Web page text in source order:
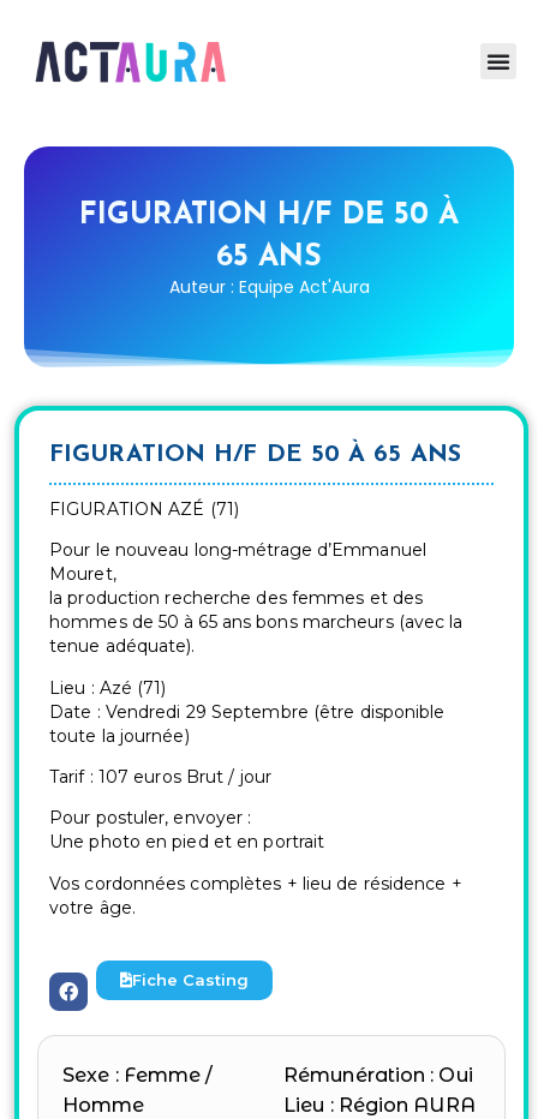
FIGURATION H/F DE 50 À
65 ANS
Auteur : Equipe Act'Aura
FIGURATION H/F DE 50 À 65 ANS
FIGURATION AZÉ (71)
Pour le nouveau long-métrage d’Emmanuel
Mouret,
la production recherche des femmes et des
hommes de 50 à 65 ans bons marcheurs (avec la
tenue adéquate).
Lieu : Azé (71)
Date : Vendredi 29 Septembre (être disponible
toute la journée)
Tarif : 107 euros Brut / jour
Pour postuler, envoyer :
Une photo en pied et en portrait
Vos cordonnées complètes + lieu de résidence +
votre âge.
Fiche Casting
Sexe : Femme /
Homme
Rémunération : Oui
Lieu : Région AURA